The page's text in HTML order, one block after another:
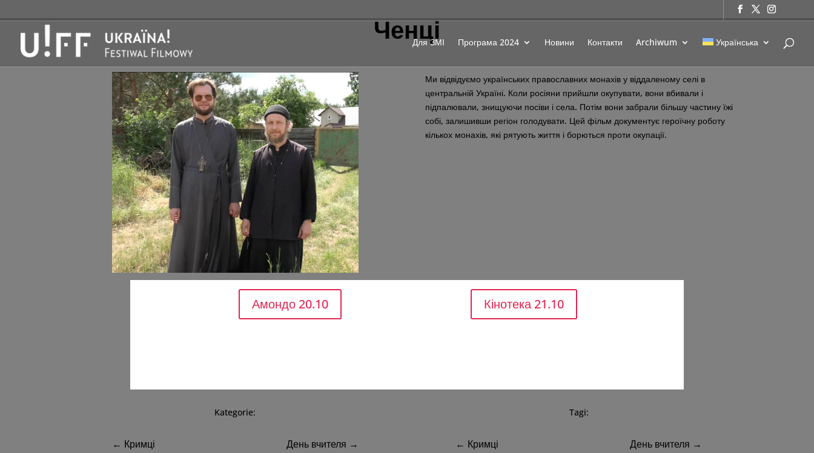
Для ЗМІ Програма 2024 Новини Контакти Archiwum Українська
Ченці
Ми відвідуємо українських православних монахів у віддаленому селі в
центральній Україні. Коли росіяни прийшли окупувати, вони вбивали і
підпалювали, знищуючи посіви і села. Потім вони забрали більшу частину їжі
собі, залишивши регіон голодувати. Цей фільм документує героїчну роботу
кількох монахів, які рятують життя і борються проти окупації.
Амондо 20.10 Кінотека 21.10
Kategorie:
← Кримці День вчителя →
Tagi:
← Кримці День вчителя →